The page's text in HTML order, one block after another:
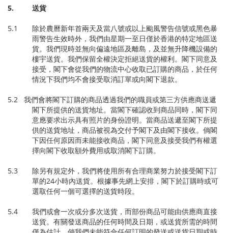
5. 送貨
5.1 除於農曆新年首兩天及當八號或以上颱風警告信號或黑色暴
雨警告生效時外，我們由星期一至日僅於香港的特定地區送
貨。我們現時並無向偏遠地區及離島，及並無升降機設備的
樓宇送貨。我們保留全權決定拒絕送貨的權利。閣下同意及
接受，閣下會從我們的物流中心收取已訂購的商品，於任何
情況下我們均不會接受取消訂單或向閣下退款。
5.2 我們會將閣下訂購的商品透過我們的職員或第三方供應商送遞
閣下所提供的送貨地址。當閣下確認收到商品同時，閣下同
意應要求出示具有照片的身份證明。當商品送遞至閣下所提
供的送貨地址，商品被視為交付予閣下及由閣下接收。倘閣
下因任何原因而未能接收商品，閣下同意及接受我們有權選
擇向閣下收取額外費用或取消閣下訂購。
5.3 除另有規定外，我們將使用所有合理商業努力於接受閣下訂
單的24小時內送貨。根據事先網上安排，閣下於訂購時或可
選取任何一個可選擇的送貨時段。
5.4 我們或會一次或分多次送貨，而部份商品可能由供應商直接
送貨。有關發送商品的任何時間及日期，或送貨所需的時間